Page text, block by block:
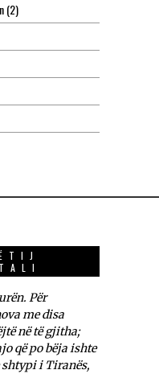
(2)
Për
me disa
në të gjitha;
që po bëja ishte
shtypi i Tiranës,